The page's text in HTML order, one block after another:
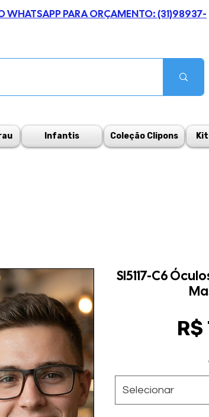
WHATSAPP PARA ORÇAMENTO: (31)98937-
Infantis Coleção Clipons
Sl5117-C6
R$
Selecionar